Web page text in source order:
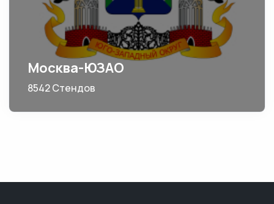
Москва-ЮЗАО
8542 Стендов